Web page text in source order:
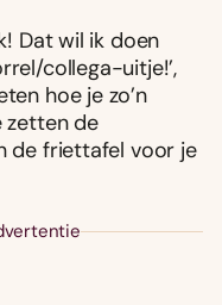
Dat wil ik doen
collega-uitje!’,
hoe je zo’n
zetten de
de friettafel voor je